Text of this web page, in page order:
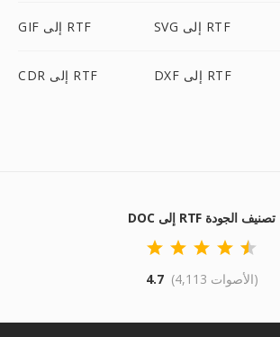
GIF إلى RTF SVG إلى RTF
CDR إلى RTF DXF إلى RTF
DOC إلى RTF تصنيف الجودة
4.7 (4,113 الأصوات)